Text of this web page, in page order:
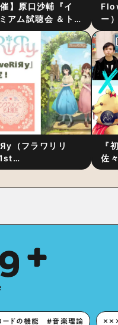
】原口沙輔『イ
アム試聴会 ＆ト
ション 〜完成直
アな原音体験”と制
ー
ス
ム
（フラワリリ
』を9
『
佐
別
ードの機能 #音楽理論